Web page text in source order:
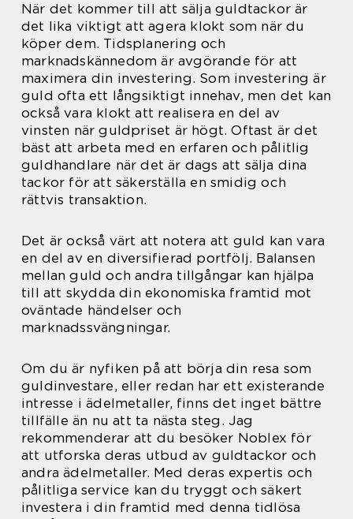
När det kommer till att sälja guldtackor är
det lika viktigt att agera klokt som när du
köper dem. Tidsplanering och
marknadskännedom är avgörande för att
maximera din investering. Som investering är
guld ofta ett långsiktigt innehav, men det kan
också vara klokt att realisera en del av
vinsten när guldpriset är högt. Oftast är det
bäst att arbeta med en erfaren och pålitlig
guldhandlare när det är dags att sälja dina
tackor för att säkerställa en smidig och
rättvis transaktion.
Det är också värt att notera att guld kan vara
en del av en diversifierad portfölj. Balansen
mellan guld och andra tillgångar kan hjälpa
till att skydda din ekonomiska framtid mot
oväntade händelser och
marknadssvängningar.
Om du är nyfiken på att börja din resa som
guldinvestare, eller redan har ett existerande
intresse i ädelmetaller, finns det inget bättre
tillfälle än nu att ta nästa steg. Jag
rekommenderar att du besöker Noblex för
att utforska deras utbud av guldtackor och
andra ädelmetaller. Med deras expertis och
pålitliga service kan du tryggt och säkert
investera i din framtid med denna tidlösa